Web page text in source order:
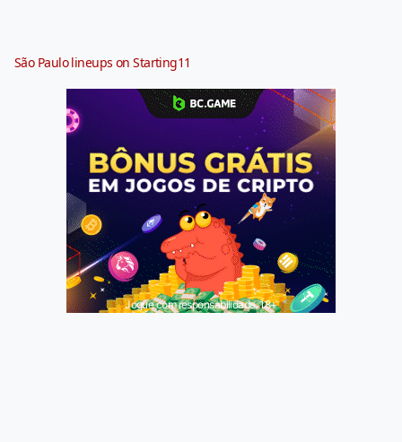
São Paulo lineups on Starting11
Jogue com responsabilidade. 18+